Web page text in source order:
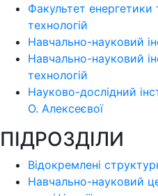
Факультет енергетики
технологій
Навчально-науковий
Навчально-науковий
технологій
Науково-дослідний
О. Алексеєвої
ПІДРОЗДІЛИ
Відокремлені
Навчально-науковий